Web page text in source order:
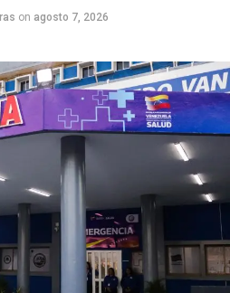
on agosto 7, 2026